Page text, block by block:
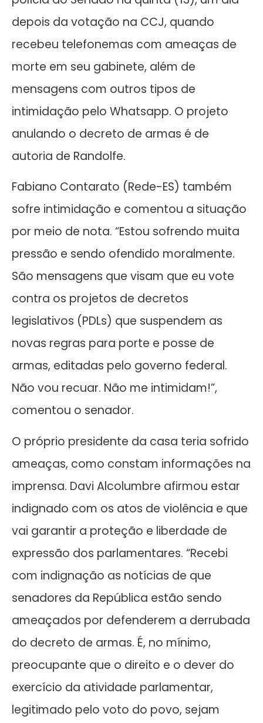
depois da votação na CCJ, quando
recebeu telefonemas com ameaças de
morte em seu gabinete, além de
mensagens com outros tipos de
intimidação pelo Whatsapp. O projeto
anulando o decreto de armas é de
autoria de Randolfe.
Fabiano Contarato (Rede-ES) também
sofre intimidação e comentou a situação
por meio de nota. “Estou sofrendo muita
pressão e sendo ofendido moralmente.
São mensagens que visam que eu vote
contra os projetos de decretos
legislativos (PDLs) que suspendem as
novas regras para porte e posse de
armas, editadas pelo governo federal.
Não vou recuar. Não me intimidam!”,
comentou o senador.
O próprio presidente da casa teria sofrido
ameaças, como constam informações na
imprensa. Davi Alcolumbre afirmou estar
indignado com os atos de violência e que
vai garantir a proteção e liberdade de
expressão dos parlamentares. “Recebi
com indignação as notícias de que
senadores da República estão sendo
ameaçados por defenderem a derrubada
do decreto de armas. É, no mínimo,
preocupante que o direito e o dever do
exercício da atividade parlamentar,
legitimado pelo voto do povo, sejam